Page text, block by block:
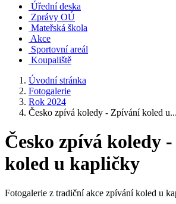
Úřední deska
Zprávy OÚ
Mateřská škola
Akce
Sportovní areál
Koupaliště
Úvodní stránka
Fotogalerie
Rok 2024
Česko zpívá koledy - Zpívání koled u...
Česko zpívá koledy
koled u kapličky
Fotogalerie z tradiční akce zpívání koled u